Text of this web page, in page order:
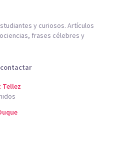
y curiosos. Artículos
frases célebres y
contactar
Tellez